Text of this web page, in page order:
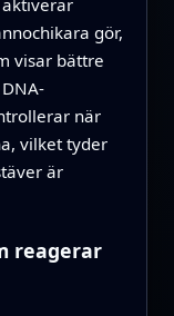
gör,
visar bättre
när
vilket tyder
är
reagerar